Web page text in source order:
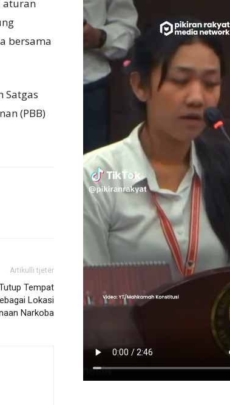
aturan
bersama
Satgas
(PBB)
Artikulli tjetër
Tempat
Lokasi
Narkoba